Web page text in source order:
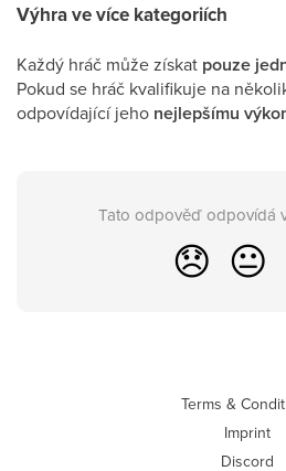
Výhra ve více kategoriích
Každý hráč může získat pouze
Pokud se hráč kvalifikuje na
odpovídající jeho nejlepšímu
Tato odpověď odpovídá
😞 😐
Terms &
Imprint
Discord